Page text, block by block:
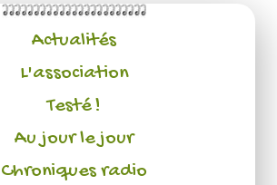
Actualités
L'association
Testé !
Au jour le jour
Chroniques radio